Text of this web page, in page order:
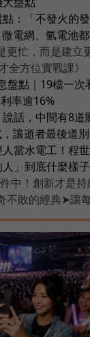
：「不發火的
電網、氫電池
更忙，而是建立
全方位實戰課》
盤點｜19檔一次
率逾16%
話，中間有8道
讓逝者最後道別
當水電工！程
」到底什麼樣
中！創新才是持
不敗的經典➤讓